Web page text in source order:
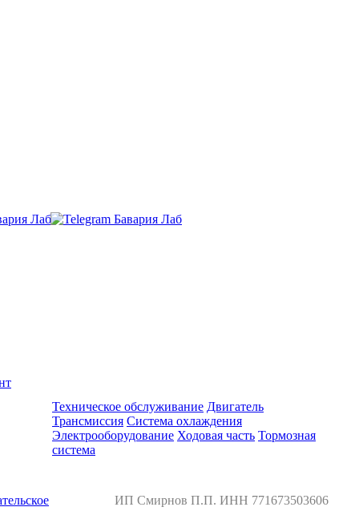
Техническое обслуживание Двигатель
Трансмиссия Система охлаждения
Электрооборудование Ходовая часть Тормозная
система
ИП Смирнов П.П. ИНН 771673503606